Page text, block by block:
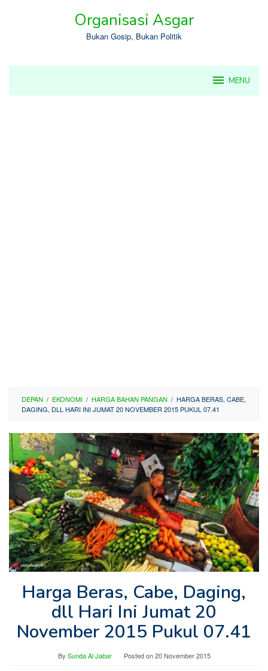
Organisasi Asgar
Bukan Gosip, Bukan Politik
MENU
DEPAN / EKONOMI / HARGA BAHAN PANGAN / HARGA BERAS, CABE,
DAGING, DLL HARI INI JUMAT 20 NOVEMBER 2015 PUKUL 07.41
Harga Beras, Cabe, Daging,
dll Hari Ini Jumat 20
November 2015 Pukul 07.41
By Sunda Al Jabar Posted on20 November 2015